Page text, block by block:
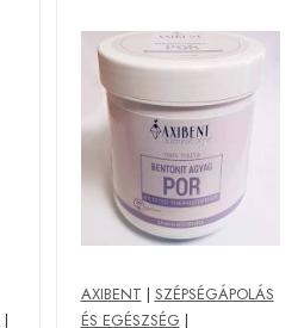
|
AXIBENT | SZÉPSÉGÁPOLÁS
ÉS EGÉSZSÉG |